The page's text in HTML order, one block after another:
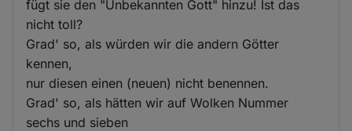
fügt sie den "Unbekannten Gott" hinzu! Ist das
nicht toll?
Grad' so, als würden wir die andern Götter
kennen,
nur diesen einen (neuen) nicht benennen.
Grad' so, als hätten wir auf Wolken Nummer
sechs und sieben